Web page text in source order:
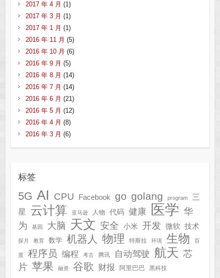
2017 年 4 月 (1)
2017 年 3 月 (1)
2017 年 1 月 (1)
2016 年 11 月 (5)
2016 年 10 月 (6)
2016 年 9 月 (5)
2016 年 8 月 (14)
2016 年 7 月 (14)
2016 年 6 月 (21)
2016 年 5 月 (12)
2016 年 4 月 (8)
2016 年 3 月 (6)
标签
5G AI CPU Facebook go golang program
三
星
云计算 亚马逊 人物 代码 健康 医学 华
为
基因 大脑 天文 安全 小米 开发 微软 技术
探月 教育 数学 机器人 物理 特斯拉 环境 生物 百
度 程序员 编程 考古 腾讯 自动驾驶 航天 芯
片 苹果 融资 谷歌 财报 阿里巴巴 黑科技